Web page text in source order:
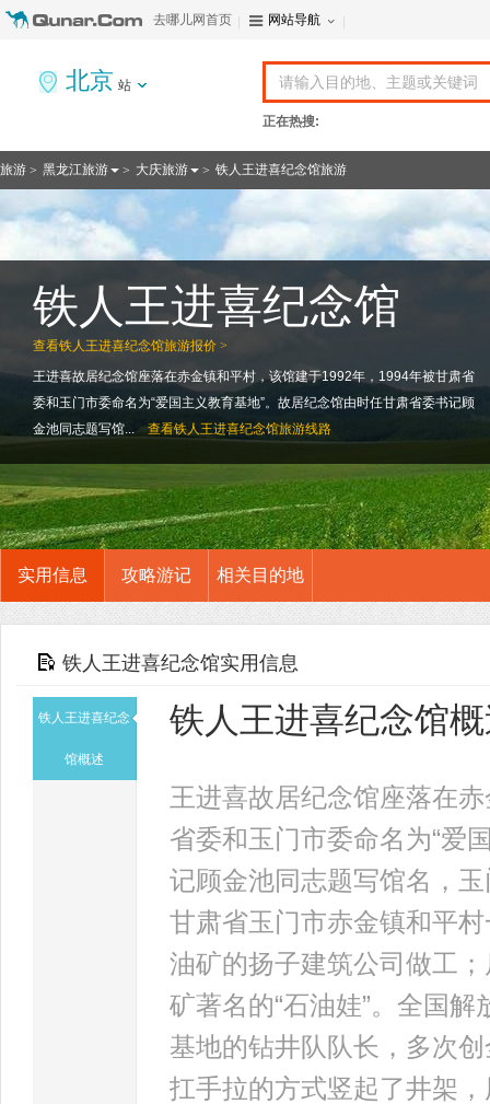
去哪儿网首页 网站导航
北京 站
正在热搜:
旅游 > 黑龙江旅游 > 大庆旅游 > 铁人王进喜纪念馆旅游
查看铁人王进喜纪念馆旅游报价 >
铁人王进喜纪念馆
王进喜故居纪念馆座落在赤金镇和平村，该馆建于1992年，1994年被甘肃省
委和玉门市委命名为“爱国主义教育基地”。故居纪念馆由时任甘肃省委书记顾
金池同志题写馆...
查看铁人王进喜纪念馆旅游线路
实用信息 攻略游记 相关目的地
铁人王进喜纪念馆实用信息
铁人王进喜纪念
馆概述
铁人王进喜纪念馆
王进喜故居纪念馆座落在
省委和玉门市委命名为“爱
记顾金池同志题写馆名，
甘肃省玉门市赤金镇和平
油矿的扬子建筑公司做工
矿著名的“石油娃”。全国
基地的钻井队队长，多次
扛手拉的方式竖起了井架